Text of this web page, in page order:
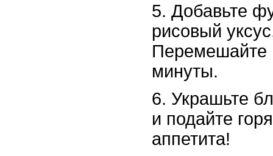
5. Добавьте
рисовый
Перемешайте
минуты.
6. Украшьте
и подайте
аппетита!